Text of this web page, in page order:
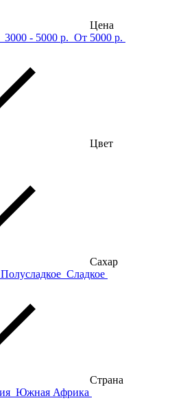
Цена
3000 - 5000 р. От 5000 р.
Цвет
Сахар
Полусладкое Сладкое
Страна
Южная Африка